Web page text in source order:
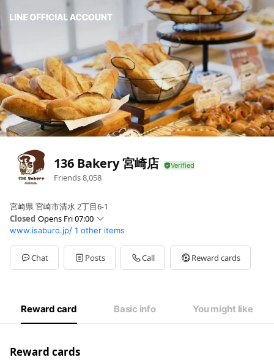
136 Bakery 宮崎店
Friends8,058
宮崎県 宮崎市清水 2丁目6-1
Closed Opens Fri 07:00
Sun07:00 - 15:00
Mon07:00 - 15:00
Tue07:00 - 15:00
Wed07:00 - 15:00
売り切れ次第終了いたします。
www.isaburo.jp/ 1 other items
Chat Posts Call Reward cards
Reward card Basic info You might like
Reward cards